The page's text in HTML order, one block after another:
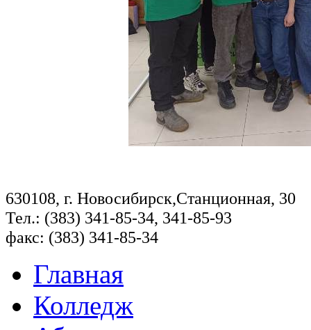
630108, г. Новосибирск,Станционная, 30
Тел.: (383) 341-85-34, 341-85-93
факс: (383) 341-85-34
Главная
Колледж